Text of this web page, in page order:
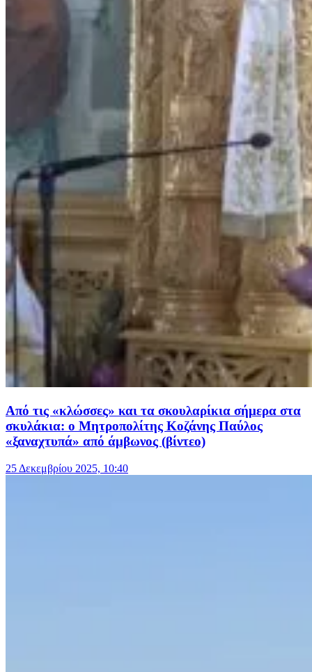
Από τις «κλώσσες» και τα σκουλαρίκια σήμερα στα
σκυλάκια: ο Μητροπολίτης Κοζάνης Παύλος
«ξαναχτυπά» από άμβωνος (βίντεο)
25 Δεκεμβρίου 2025, 10:40